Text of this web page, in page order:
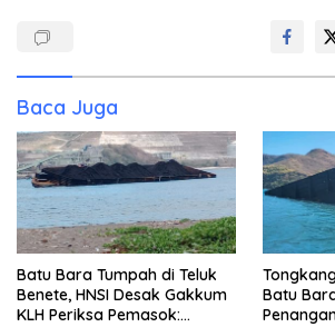
Baca Juga
Batu Bara Tumpah di Teluk
Benete, HNSI Desak Gakkum
KLH Periksa Pemasok:
Batu